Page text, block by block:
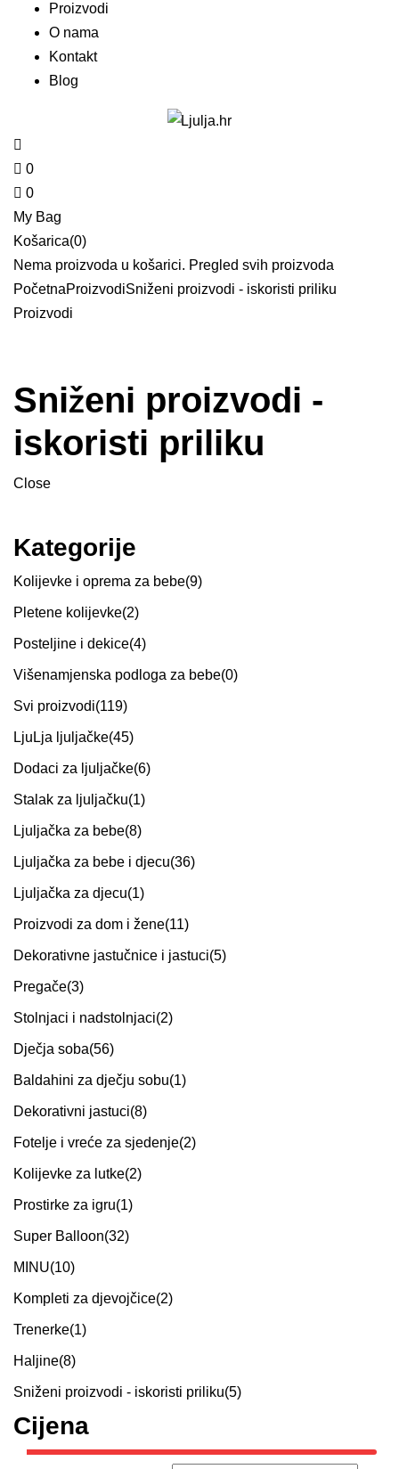
Proizvodi
O nama
Kontakt
Blog
0
0
My Bag
Košarica(0)
Nema proizvoda u košarici. Pregled svih proizvoda
PočetnaProizvodiSniženi proizvodi - iskoristi priliku
Proizvodi
Sniženi proizvodi -
iskoristi priliku
Close
Kategorije
Kolijevke i oprema za bebe(9)
Pletene kolijevke(2)
Posteljine i dekice(4)
Višenamjenska podloga za bebe(0)
Svi proizvodi(119)
LjuLja ljuljačke(45)
Dodaci za ljuljačke(6)
Stalak za ljuljačku(1)
Ljuljačka za bebe(8)
Ljuljačka za bebe i djecu(36)
Ljuljačka za djecu(1)
Proizvodi za dom i žene(11)
Dekorativne jastučnice i jastuci(5)
Pregače(3)
Stolnjaci i nadstolnjaci(2)
Dječja soba(56)
Baldahini za dječju sobu(1)
Dekorativni jastuci(8)
Fotelje i vreće za sjedenje(2)
Kolijevke za lutke(2)
Prostirke za igru(1)
Super Balloon(32)
MINU(10)
Kompleti za djevojčice(2)
Trenerke(1)
Haljine(8)
Sniženi proizvodi - iskoristi priliku(5)
Cijena